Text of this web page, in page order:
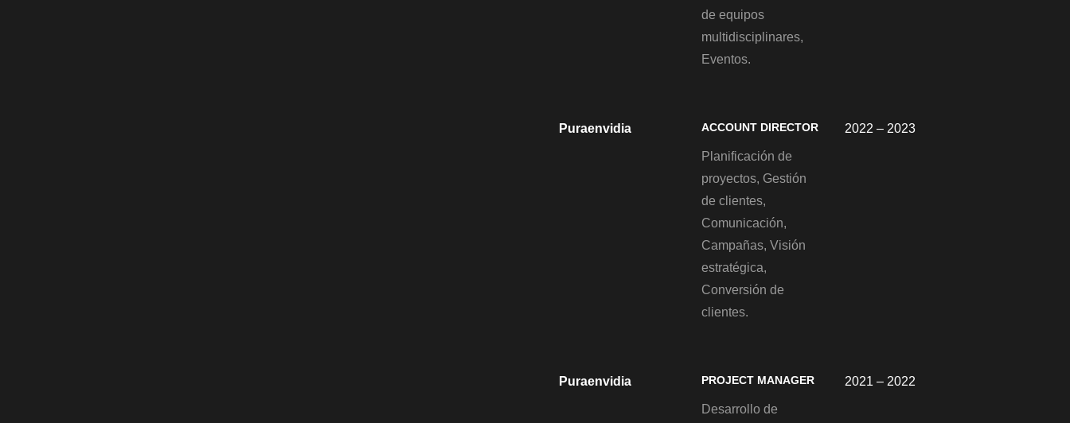
de equipos
multidisciplinares,
Eventos.
Puraenvidia ACCOUNT DIRECTOR
Planificación de
proyectos, Gestión
de clientes,
Comunicación,
Campañas, Visión
estratégica,
Conversión de
clientes.
2022 – 2023
Puraenvidia PROJECT MANAGER
Desarrollo de
2021 – 2022